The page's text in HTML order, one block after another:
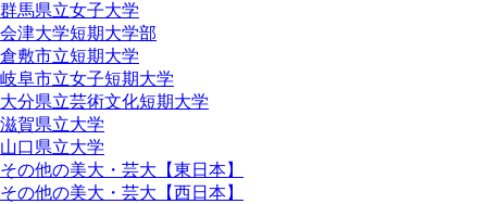
群馬県立女子大学
会津大学短期大学部
倉敷市立短期大学
岐阜市立女子短期大学
大分県立芸術文化短期大学
滋賀県立大学
山口県立大学
その他の美大・芸大【東日本】
その他の美大・芸大【西日本】